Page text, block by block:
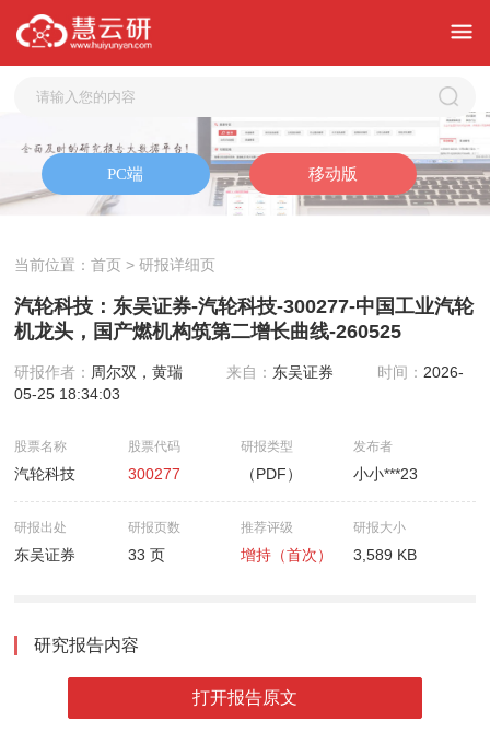
当前位置：首页 > 研报详细页
汽轮科技：东吴证券-汽轮科技-300277-中国工业汽轮
机龙头，国产燃机构筑第二增长曲线-260525
研报作者： 周尔双，黄瑞 来自： 东吴证券 时间： 2026-
05-25 18:34:03
股票名称
汽轮科技
股票代码
300277
研报类型
（PDF）
发布者
小小***23
研报出处
东吴证券
研报页数
33 页
推荐评级
增持（首次）
研报大小
3,589 KB
研究报告内容
打开报告原文